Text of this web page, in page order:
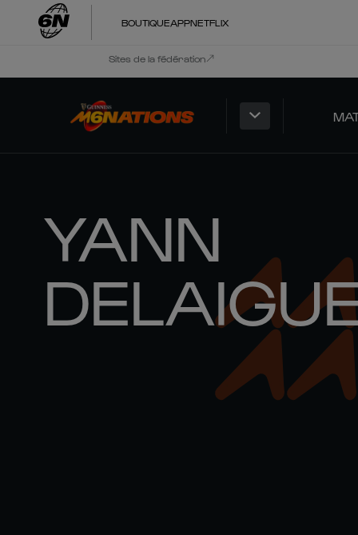
BOUTIQUEAPPNETFLIX
Sites de la fédération
YANN